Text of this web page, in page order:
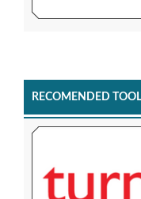
RECOMENDED TOOL